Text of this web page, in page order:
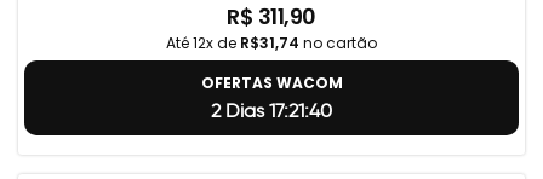
R$ 311,90
Até 12x de R$31,74 no cartão
OFERTAS WACOM
2 Dias 17:21:39